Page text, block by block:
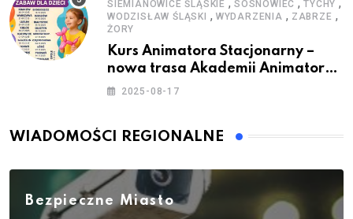
SIEMIANOWICE ŚLĄSKIE SOSNOWIEC TYCHY
WODZISŁAW ŚLĄSKI , WYDARZENIA , ZABRZE ,
ŻORY
Kurs Animatora Stacjonarny –
nowa trasa Akademii Animatora
– jesień 2025
2025-08-17
WIADOMOŚCI REGIONALNE
Bezpieczne Miasto